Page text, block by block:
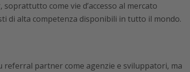
soprattutto come vie d’accesso al mercato
di alta competenza disponibili in tutto il mondo.
referral partner come agenzie e sviluppatori, ma